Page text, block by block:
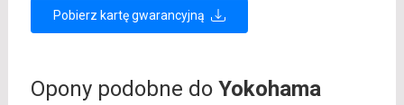
Pobierz kartę gwarancyjną
Opony podobne do Yokohama